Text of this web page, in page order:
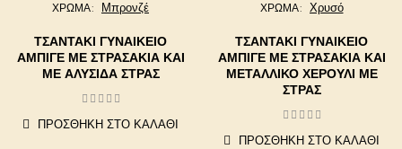
ΧΡΩΜΑ Μπρονζέ
ΤΣΑΝΤΆΚΙ ΓΥΝΑΙΚΕΊΟ
ΑΜΠΙΓΈ ΜΕ ΣΤΡΑΣΆΚΙΑ ΚΑΙ
ΜΕ ΑΛΥΣΊΔΑ ΣΤΡΑΣ
ΠΡΟΣΘΉΚΗ ΣΤΟ ΚΑΛΆΘΙ
ΧΡΩΜΑ Χρυσό
ΤΣΑΝΤΆΚΙ ΓΥΝΑΙΚΕΊΟ
ΑΜΠΙΓΈ ΜΕ ΣΤΡΑΣΆΚΙΑ ΚΑΙ
ΜΕΤΑΛΛΙΚΌ ΧΕΡΟΎΛΙ ΜΕ
ΣΤΡΑΣ
ΠΡΟΣΘΉΚΗ ΣΤΟ ΚΑΛΆΘΙ